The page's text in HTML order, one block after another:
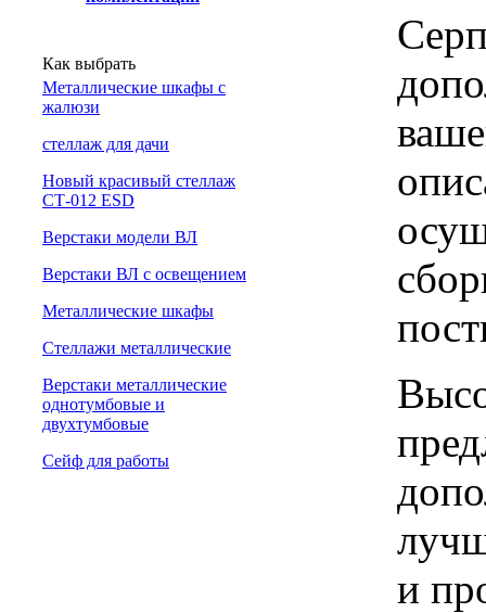
Как выбрать
Металлические шкафы с
жалюзи
cтеллаж для дачи
Новый красивый стеллаж
СТ-012 ESD
Верстаки модели ВЛ
Верстаки ВЛ с освещением
Металлические шкафы
Стеллажи металлические
Верстаки металлические
однотумбовые и
двухтумбовые
Сейф для работы
и